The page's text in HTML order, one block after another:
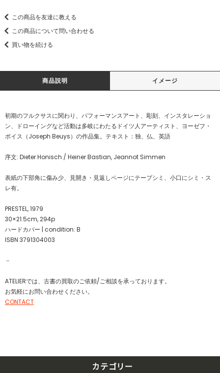
この商品を友達に教える
この商品について問い合わせる
買い物を続ける
商品説明 イメージ
初期のフルクサスに関わり、パフォーマンスアート、彫刻、インスタレーショ
ン、ドローイングなど活動は多岐にわたるドイツ人アーティスト、ヨーゼフ・
ボイス（Joseph Beuys）の作品集。テキスト：独、仏、英語
序文: Dieter Honisch / Heiner Bastian, Jeannot Simmen
表紙の下部角に傷み少、見開き・見返しページにテープシミ、小口にシミ・ス
レ有。
PRESTEL, 1979
30×21.5cm, 294p
ハードカバー | condition: B
ISBN 3791304003
－
ATELIERでは、古書の買取のご依頼/ご相談を承っております。
お気軽にお問い合わせください。
CONTACT
カテゴリー